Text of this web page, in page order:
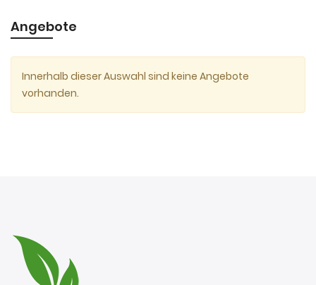
Angebote
Innerhalb dieser Auswahl sind keine Angebote
vorhanden.